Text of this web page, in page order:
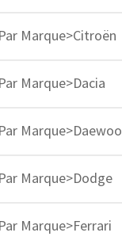
Marque>Citroën
Marque>Dacia
Marque>Daewoo
Marque>Dodge
Marque>Ferrari